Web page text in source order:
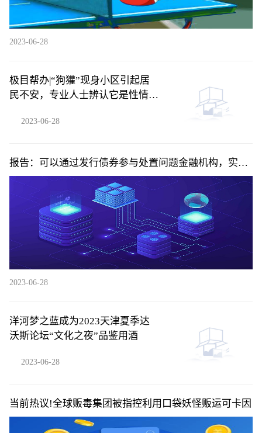
2023-06-28
极目帮办|“狗獾”现身小区引起居
民不安，专业人士辨认它是性情温
2023-06-28
报告：可以通过发行债券参与处置问题金融机构，实现
市场化目标_环球快看点
2023-06-28
洋河梦之蓝成为2023天津夏季达
沃斯论坛“文化之夜”品鉴用酒
2023-06-28
当前热议!全球贩毒集团被指控利用口袋妖怪贩运可卡因